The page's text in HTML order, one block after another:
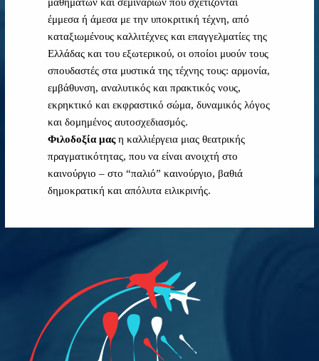
έμμεσα ή άμεσα με την υποκριτική τέχνη, από
καταξιωμένους καλλιτέχνες και επαγγελματίες της
Ελλάδας και του εξωτερικού, οι οποίοι μυούν τους
σπουδαστές στα μυστικά της τέχνης τους: αρμονία,
εμβάθυνση, αναλυτικός και πρακτικός νους,
εκρηκτικό και εκφραστικό σώμα, δυναμικός λόγος
και δομημένος αυτοσχεδιασμός.
Φιλοδοξία μαςη καλλιέργεια μιας θεατρικής
πραγματικότητας, που να είναι ανοιχτή στο
καινούργιο – στο “παλιό” καινούργιο, βαθιά
δημοκρατική και απόλυτα ειλικρινής.